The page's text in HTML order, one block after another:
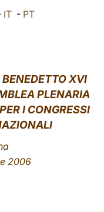
中文
LATINE
IT - PT
XVI
PLENARIA
I CONGRESSI
2006